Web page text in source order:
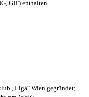
GIF) enthalten.
„Liga“ Wien gegründet;